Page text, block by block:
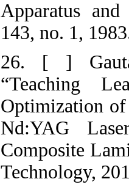
Apparatus
143, no. 1,
26. [ ]
“Teaching
Optimization
Nd:YAG
Composite
Technology,